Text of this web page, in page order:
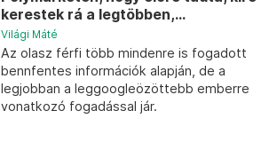
kerestek rá a legtöbben,...
Világi Máté
Az olasz férfi több mindenre is fogadott
bennfentes információk alapján, de a
legjobban a leggoogleözöttebb emberre
vonatkozó fogadással jár.